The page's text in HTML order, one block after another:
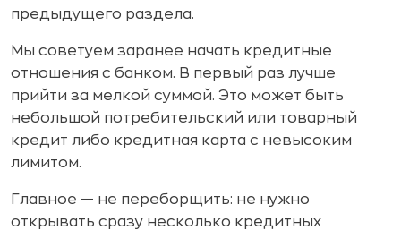
предыдущего раздела.
Мы советуем заранее начать кредитные
отношения с банком. В первый раз лучше
прийти за мелкой суммой. Это может быть
небольшой потребительский или товарный
кредит либо кредитная карта с невысоким
лимитом.
Главное — не переборщить: не нужно
открывать сразу несколько кредитных